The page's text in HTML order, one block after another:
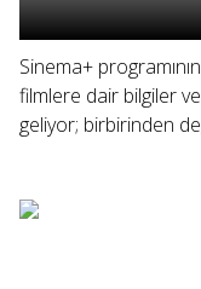
Sinema+
filmlere dair bilgiler
geliyor; birbirinden